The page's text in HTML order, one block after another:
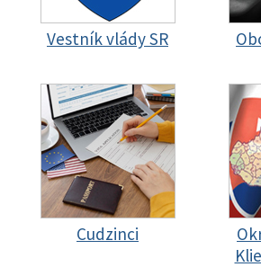
Vestník vlády SR
Cudzinci